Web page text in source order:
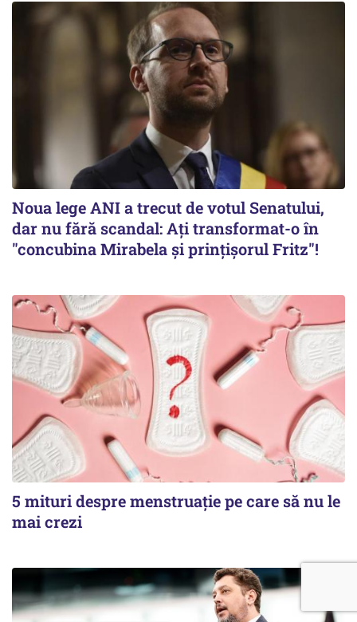
Noua lege ANI a trecut de votul Senatului,
dar nu fără scandal: Ați transformat-o în
"concubina Mirabela şi prinţişorul Fritz"!
5 mituri despre menstruație pe care să nu le
mai crezi